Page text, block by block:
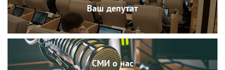
Ваш депутат
СМИ о нас